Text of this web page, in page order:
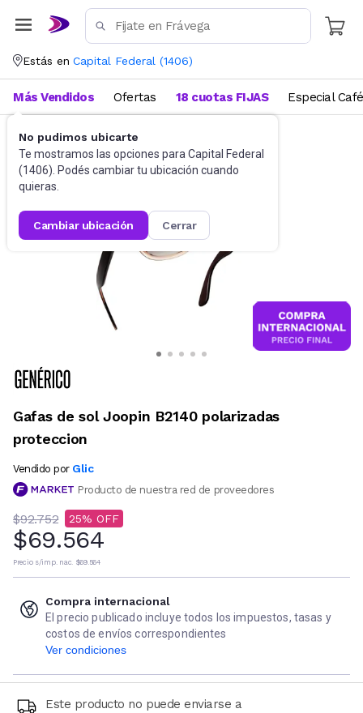
Estás en Capital Federal (1406)
No pudimos ubicarte
Te mostramos las opciones para Capital Federal
(1406). Podés cambiar tu ubicación cuando
quieras.
cambiar ubicación cerrar
Más Vendidos Ofertas 18 cuotas FIJAS Especial Café
Accesorios Anteojos de sol
Gafas de sol Joopin B2140 polarizadas
proteccion
Vendido por Glic
Producto de nuestra red de proveedores
$92.752 25
$69.564
Precio s/imp. nac. $69.564
Compra internacional
El precio publicado incluye todos los impuestos, tasas y
costos de envíos correspondientes
Ver condiciones
Este producto no puede enviarse a